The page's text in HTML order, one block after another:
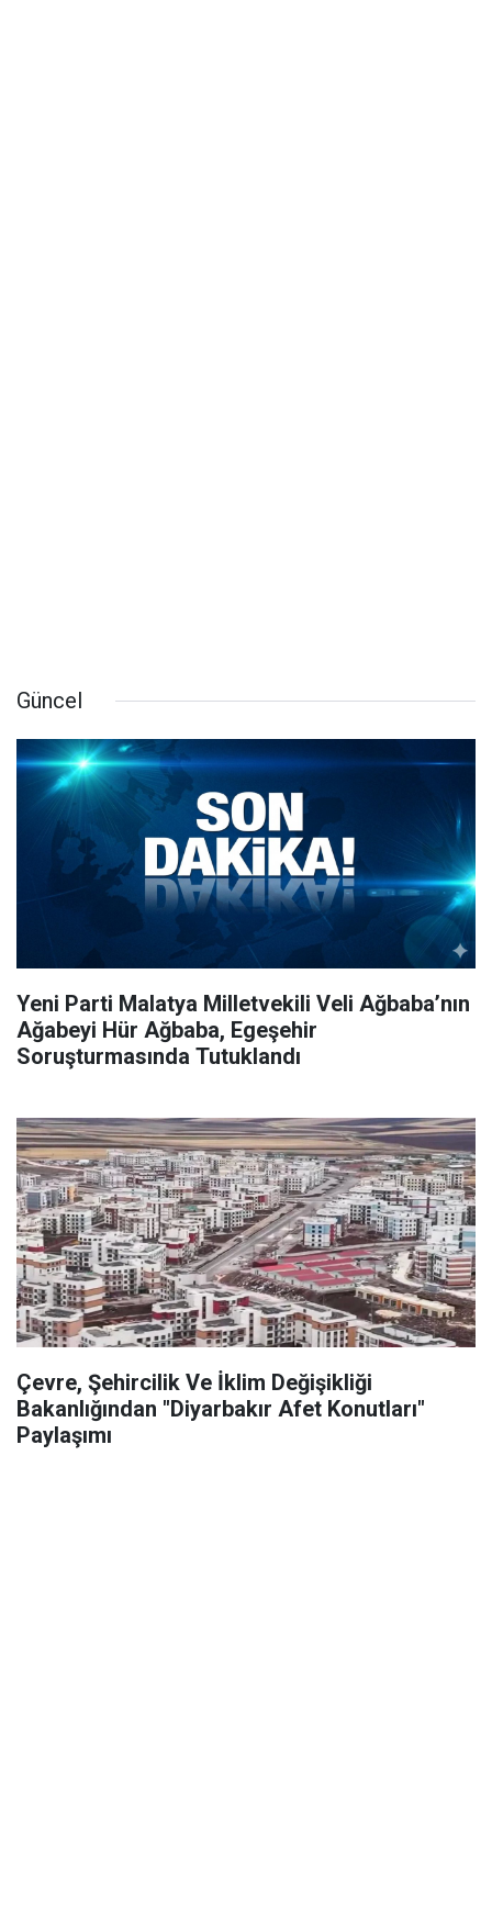
Güncel
Yeni Parti Malatya Milletvekili Veli Ağbaba’nın
Ağabeyi Hür Ağbaba, Egeşehir
Soruşturmasında Tutuklandı
Çevre, Şehircilik Ve İklim Değişikliği
Bakanlığından "Diyarbakır Afet Konutları"
Paylaşımı